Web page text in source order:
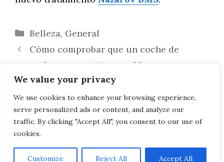
We value your privacy
We use cookies to enhance your browsing experience,
serve personalized ads or content, and analyze our
traffic. By clicking "Accept All", you consent to our use of
cookies.
Customize Reject All Accept All
Categorías
Belleza, General
Cómo comprobar que un coche de
segunda mano no tiene problemas
estructurales
Guía Definitiva 2025: Comprar un Coche
de Ocasión en Vic sin Riesgos